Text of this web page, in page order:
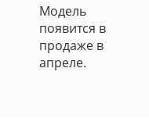
Модель
появится в
продаже в
апреле.